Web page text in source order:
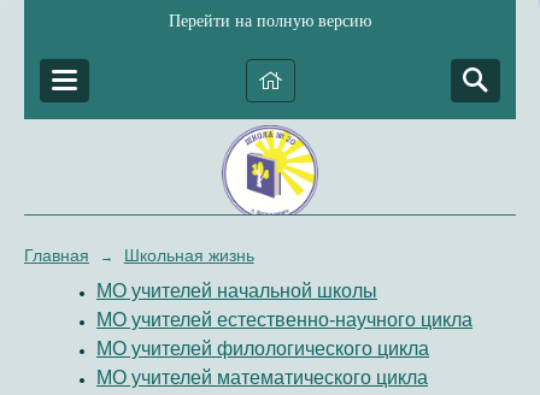
Перейти на полную версию
Главная → Школьная жизнь
МО учителей начальной школы
МО учителей естественно-научного цикла
МО учителей филологического цикла
МО учителей математического цикла